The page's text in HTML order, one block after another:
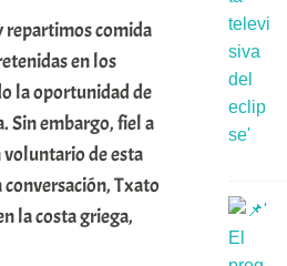
repartimos comida
en los
la oportunidad de
Sin embargo, fiel a
de esta
Txato
la costa griega,